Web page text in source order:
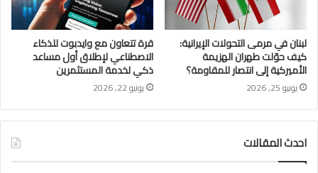
لبنان في مرمى التحولات الإيرانية:
كيف حوّلت طهران الهزيمة
الأميركية إلى انتصار للمقاومة؟
يونيو 25, 2026
قرة تتعاون مع وايدبوت للذكاء
الاصطناعي لإطلاق أول مساعد
ذكي لخدمة المستثمرين
يونيو 22, 2026
احدث المقالات